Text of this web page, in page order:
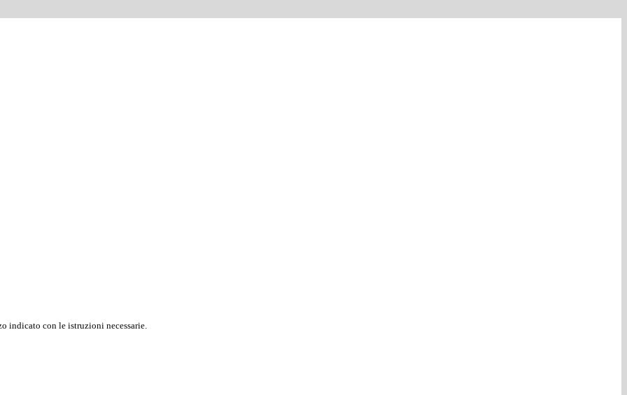
indicato con le istruzioni necessarie.